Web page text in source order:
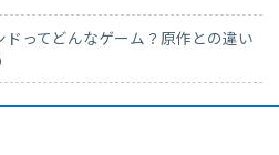
ってどんなゲーム？原作との違い